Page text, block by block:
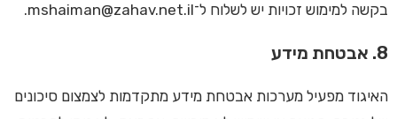
בקשה למימוש זכויות יש לשלוח ל־mshaiman@zahav.net.il
.
8. אבטחת מידע
האיגוד מפעיל מערכות אבטחת מידע מתקדמות לצמצום סיכונים